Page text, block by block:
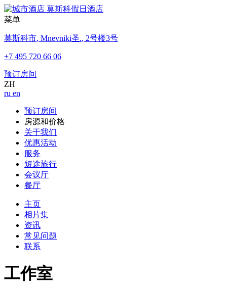
菜单
莫斯科市, Mnevniki圣., 2号楼3号
+7 495 720 66 06
预订房间
ZH
ru en
预订房间
房源和价格
关于我们
优惠活动
服务
短途旅行
会议厅
餐厅
主页
相片集
资讯
常见问题
联系
工作室